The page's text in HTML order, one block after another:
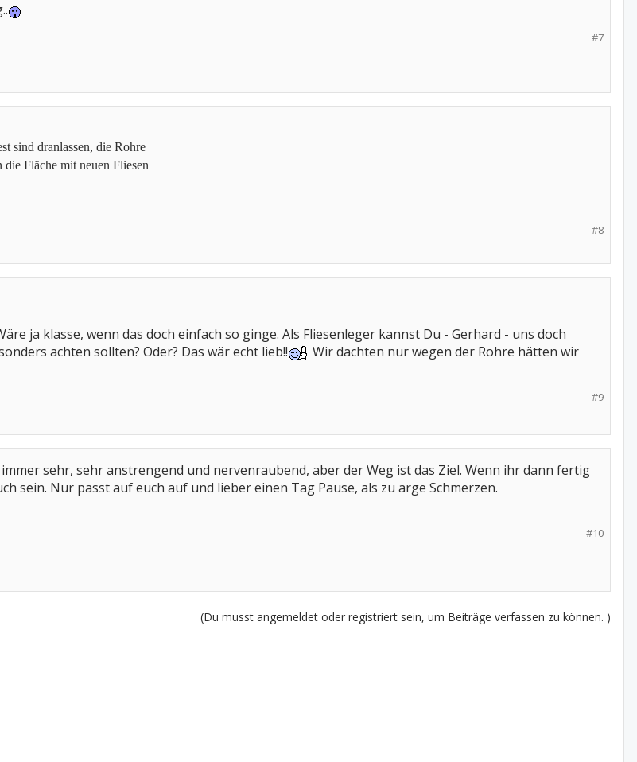
#7
sind dranlassen, die Rohre
die Fläche mit neuen Fliesen
#8
ja klasse, wenn das doch einfach so ginge. Als Fliesenleger kannst Du - Gerhard - uns doch
achten sollten? Oder? Das wär echt lieb!!
Wir dachten nur wegen der Rohre hätten wir
#9
sehr, sehr anstrengend und nervenraubend, aber der Weg ist das Ziel. Wenn ihr dann fertig
sein. Nur passt auf euch auf und lieber einen Tag Pause, als zu arge Schmerzen.
#10
(Du musst angemeldet oder registriert sein, um Beiträge verfassen zu können. )